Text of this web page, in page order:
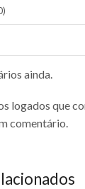
ainda.
logados que
comentário.